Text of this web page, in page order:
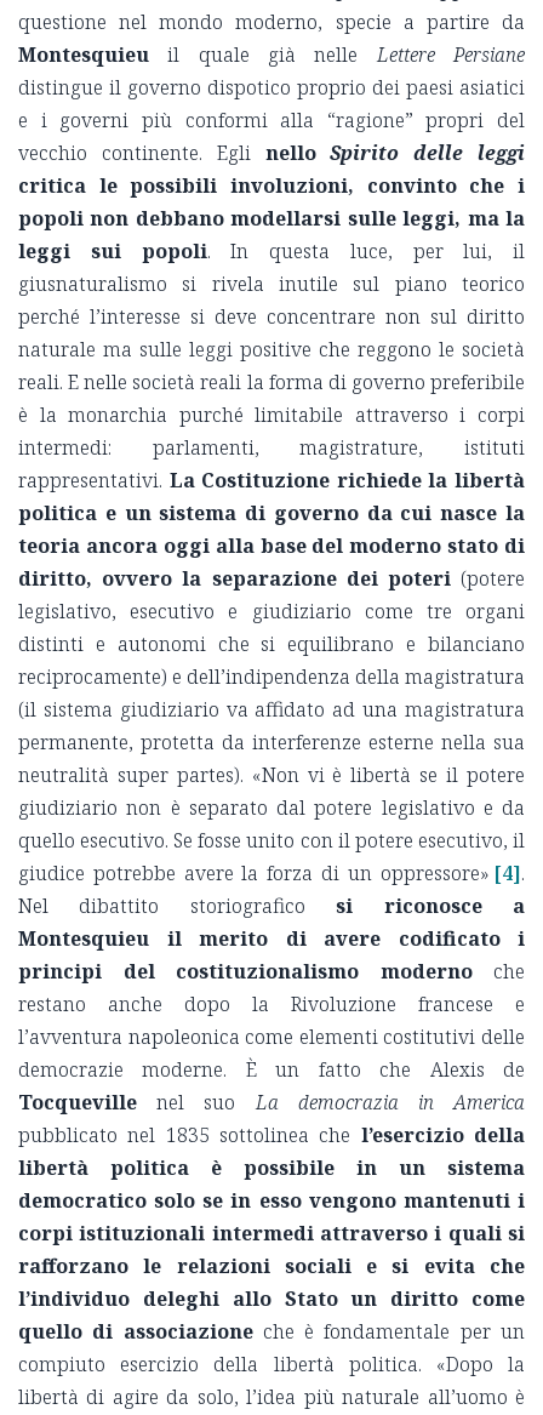
questione nel mondo moderno, specie a partire da
Montesquieu il quale già nelleLettere Persiane
distingue il governo dispotico proprio dei paesi asiatici
e i governi più conformi alla “ragione” propri del
vecchio continente. EglinelloSpirito delle leggi
critica le possibili involuzioni, convinto che i
popoli non debbano modellarsi sulle leggi, ma la
leggi sui popoli. In questa luce, per lui, il
giusnaturalismo si rivela inutile sul piano teorico
perché l’interesse si deve concentrare non sul diritto
naturale ma sulle leggi positive che reggono le società
reali. E nelle società reali la forma di governo preferibile
è la monarchia purché limitabile attraverso i corpi
intermedi: parlamenti, magistrature, istituti
rappresentativi. La Costituzione richiede la libertà
politica e un sistema di governo da cui nasce la
teoria ancora oggi alla base del moderno stato di
diritto, ovvero la separazione dei poteri(potere
legislativo, esecutivo e giudiziario come tre organi
distinti e autonomi che si equilibrano e bilanciano
reciprocamente) e dell’indipendenza della magistratura
(il sistema giudiziario va affidato ad una magistratura
permanente, protetta da interferenze esterne nella sua
neutralità super partes). «Non vi è libertà se il potere
giudiziario non è separato dal potere legislativo e da
quello esecutivo. Se fosse unito con il potere esecutivo, il
giudice potrebbe avere la forza di un oppressore» [4].
Nel dibattito storiograficosi riconosce a
Montesquieu il merito di avere codificato i
principi del costituzionalismo modernoche
restano anche dopo la Rivoluzione francese e
l’avventura napoleonica come elementi costitutivi delle
democrazie moderne. È un fatto che Alexis de
Tocquevillenel suoLa democrazia in America
pubblicato nel 1835 sottolinea che l’esercizio della
libertà politica è possibile in un sistema
democratico solo se in esso vengono mantenuti i
corpi istituzionali intermedi attraverso i quali si
rafforzano le relazioni sociali e si evita che
l’individuo deleghi allo Stato un diritto come
quello di associazioneche è fondamentale per un
compiuto esercizio della libertà politica. «Dopo la
libertà di agire da solo, l’idea più naturale all’uomo è